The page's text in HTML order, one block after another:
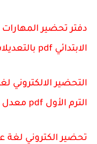
دفتر تحضير
الابتدائي pdf بالتعديلات الجديدة
التحضير الالكتروني
الترم الأول pdf معدل علي المنهج الجديد
تحضير الكتروني